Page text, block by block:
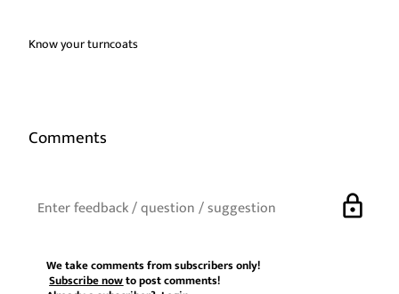
Know your turncoats
Comments
lock
We take comments from subscribers only!
Subscribe nowto post comments!